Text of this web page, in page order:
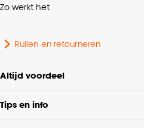
Zo werkt het
Ruilen en retourneren
Altijd voordeel
Tips en info